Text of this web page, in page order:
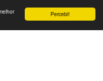
Percebi!